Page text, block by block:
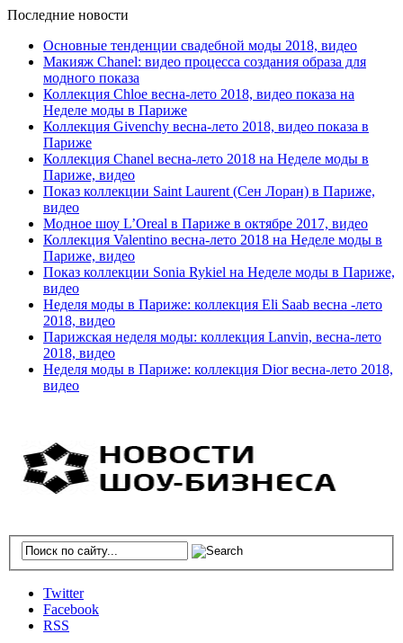
Последние новости
Основные тенденции свадебной моды 2018, видео
Макияж Chanel: видео процесса создания образа для
модного показа
Коллекция Chloe весна-лето 2018, видео показа на
Неделе моды в Париже
Коллекция Givenchy весна-лето 2018, видео показа в
Париже
Коллекция Chanel весна-лето 2018 на Неделе моды в
Париже, видео
Показ коллекции Saint Laurent (Сен Лоран) в Париже,
видео
Модное шоу L’Oreal в Париже в октябре 2017, видео
Коллекция Valentino весна-лето 2018 на Неделе моды в
Париже, видео
Показ коллекции Sonia Rykiel на Неделе моды в Париже,
видео
Неделя моды в Париже: коллекция Eli Saab весна -лето
2018, видео
Парижская неделя моды: коллекция Lanvin, весна-лето
2018, видео
Неделя моды в Париже: коллекция Dior весна-лето 2018,
видео
Twitter
Facebook
RSS